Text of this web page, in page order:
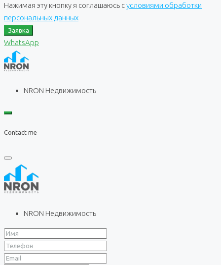
Нажимая эту кнопку я соглашаюсь сусловиями обработки
персональных данных
Заявка
WhatsApp
NRON Недвижимость
Contact me
NRON Недвижимость